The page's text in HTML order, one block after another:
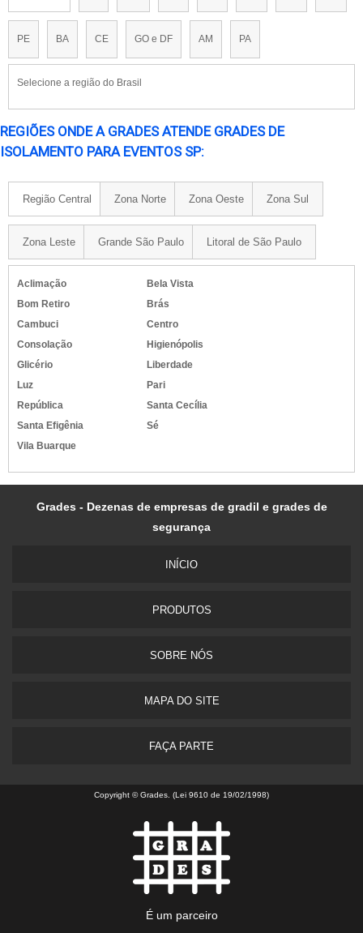
PE BA CE GO e DF AM PA
Selecione a região do Brasil
REGIÕES ONDE A GRADES ATENDE GRADES DE
ISOLAMENTO PARA EVENTOS SP:
Região Central Zona Norte Zona Oeste Zona Sul
Zona Leste Grande São Paulo Litoral de São Paulo
Aclimação
Bela Vista
Bom Retiro
Brás
Cambuci
Centro
Consolação
Higienópolis
Glicério
Liberdade
Luz
Pari
República
Santa Cecília
Santa Efigênia
Sé
Vila Buarque
Grades - Dezenas de empresas de gradil e grades de
segurança
INÍ­CIO
PRODUTOS
SOBRE NÓS
MAPA DO SITE
FAÇA PARTE
Copyright © Grades. (Lei 9610 de 19/02/1998)
É um parceiro